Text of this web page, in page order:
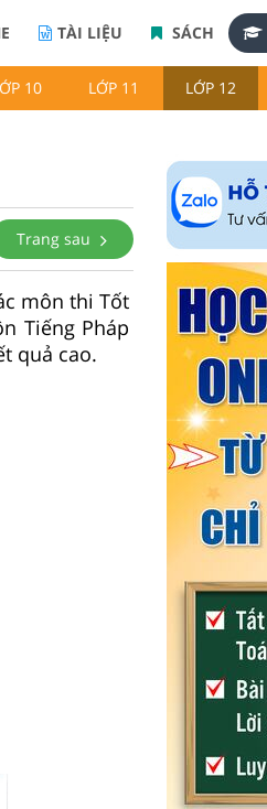
TÀI LIỆU SÁCH
10 LỚP 11 LỚP 12
Trang sau
môn thi Tốt
Tiếng Pháp
quả cao.